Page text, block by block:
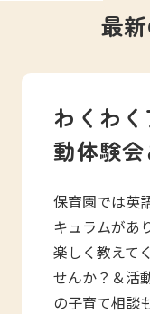
プライバシーポ
サイトマップ
最
わくわ
動体験会
保育園では英
キュラムがあ
楽しく教えて
せんか？＆活
の子育て相談